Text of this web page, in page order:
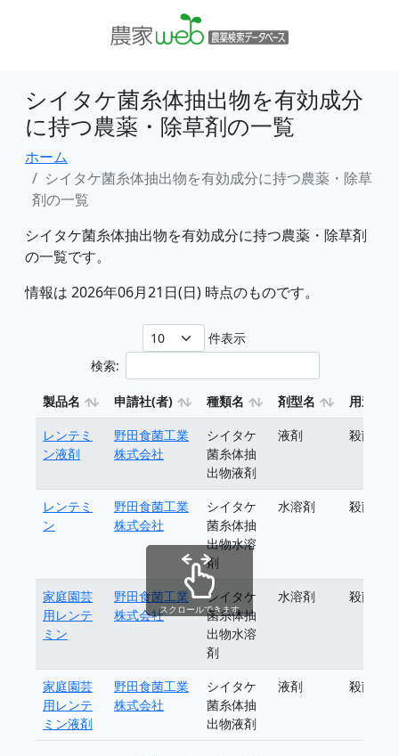
シイタケ菌糸体抽出物を有効成分
に持つ農薬・除草剤の一覧
ホーム
シイタケ菌糸体抽出物を有効成分に持つ農薬・除草
剤の一覧
シイタケ菌糸体抽出物を有効成分に持つ農薬・除草剤
の一覧です。
情報は 2026年06月21日(日) 時点のものです。
件表示
検索:
製品名 申請社(者) 種類名 剤型名
用途
レンテミ
ン液剤
野田食菌工業
株式会社
シイタケ
菌糸体抽
出物液剤
液剤 殺菌剤
レンテミ
ン
野田食菌工業
株式会社
シイタケ
菌糸体抽
出物水溶
剤
水溶剤 殺菌剤
家庭園芸
用レンテ
ミン
野田食菌工業
株式会社
シイタケ
菌糸体抽
出物水溶
剤
水溶剤 殺菌剤
家庭園芸
用レンテ
ミン液剤
野田食菌工業
株式会社
シイタケ
菌糸体抽
出物液剤
液剤 殺菌剤
スクロールできます